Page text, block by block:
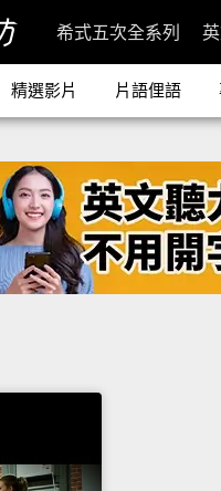
希式五次全系列
精選影片 片語俚語